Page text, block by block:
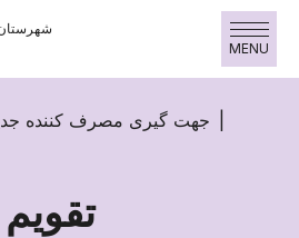
MENU
جهت گیری مصرف کننده
تقویم